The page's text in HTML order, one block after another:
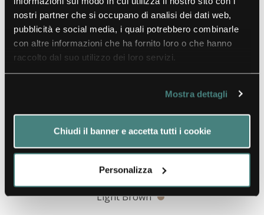
nostri partner che si occupano di analisi dei dati web,
pubblicità e social media, i quali potrebbero combinarle
con altre informazioni che ha fornito loro o che hanno
raccolto dal suo utilizzo dei loro servizi.
Mostra dettagli
Chiudi il banner e accetta tutti i cookie
Personalizza
AVAILABLE FINISHES
FINITURE HPL
Calacatta
Colonial
Lava Stone
Light Brown